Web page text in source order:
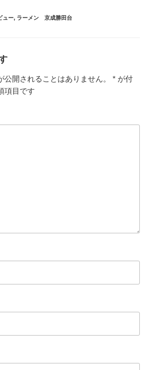
ュー, ラーメン 京成勝田台
公開されることはありません。 * が付
項目です